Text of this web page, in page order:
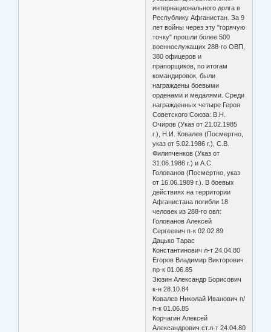
интернационального долга в
Республику Афганистан. За 9
лет войны через эту "горячую
точку" прошли более 500
военнослужащих 288-го ОВП,
380 офицеров и
прапорщиков, по итогам
командировок, были
награждены боевыми
орденами и медалями. Среди
награжденных четыре Героя
Советского Союза: В.Н.
Очиров (Указ от 21.02.1985
г.), Н.И. Ковалев (Посмертно,
указ от 5.02.1986 г.), С.В.
Филипченков (Указ от
31.06.1986 г.) и А.С.
Голованов (Посмертно, указ
от 16.06.1989 г.). В боевых
действиях на территории
Афганистана погибли 18
человек из 288-го овп:
Голованов Алексей
Сергеевич п-к 02.02.89
Дацько Тарас
Константинович л-т 24.04.80
Егоров Владимир Викторович
пр-к 01.06.85
Зюзин Александр Борисович
к-н 28.10.84
Ковалев Николай Иванович п/
п-к 01.06.85
Корчагин Алексей
Александрович ст.л-т 24.04.80